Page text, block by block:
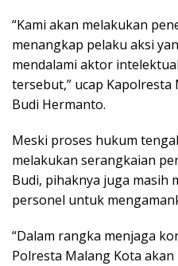
“Kami akan melakukan
menangkap pelaku aksi
mendalami aktor
tersebut,” ucap Kapolresta
Budi Hermanto.
Meski proses hukum
melakukan serangkaian
Budi, pihaknya juga masih
personel untuk
“Dalam rangka menjaga
Polresta Malang Kota